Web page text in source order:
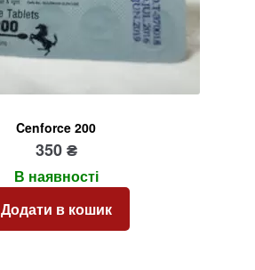
Cenforce 200
350₴
В наявності
Додати в кошик